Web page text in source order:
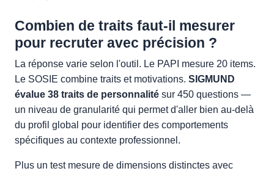
Combien de traits faut-il mesurer
pour recruter avec précision ?
La réponse varie selon l'outil. Le PAPI mesure 20 items.
Le SOSIE combine traits et motivations. SIGMUND
évalue 38 traits de personnalité sur 450 questions —
un niveau de granularité qui permet d'aller bien au-delà
du profil global pour identifier des comportements
spécifiques au contexte professionnel.
Plus un test mesure de dimensions distinctes avec